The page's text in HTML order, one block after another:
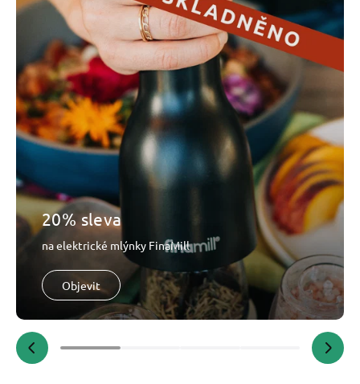
20% sleva
na elektrické mlýnky FinaMill
Objevit